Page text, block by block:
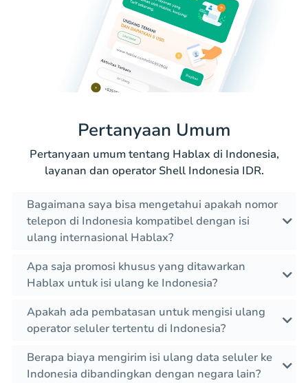
Pertanyaan Umum
Pertanyaan umum tentang Hablax di Indonesia,
layanan dan operator Shell Indonesia IDR.
Bagaimana saya bisa mengetahui apakah nomor
telepon di Indonesia kompatibel dengan isi
ulang internasional Hablax?
Apa saja promosi khusus yang ditawarkan
Hablax untuk isi ulang ke Indonesia?
Apakah ada pembatasan untuk mengisi ulang
operator seluler tertentu di Indonesia?
Berapa biaya mengirim isi ulang data seluler ke
Indonesia dibandingkan dengan negara lain?